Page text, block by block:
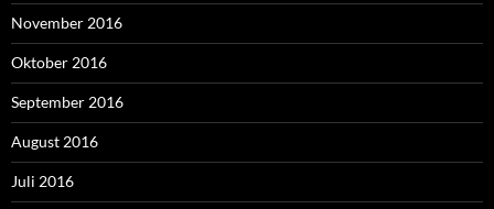
November 2016
Oktober 2016
September 2016
August 2016
Juli 2016